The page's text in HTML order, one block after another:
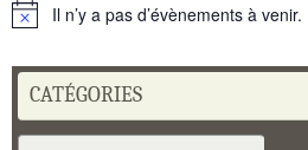
NoticeIl n’y a pas d’évènements à venir.
CATÉGORIES